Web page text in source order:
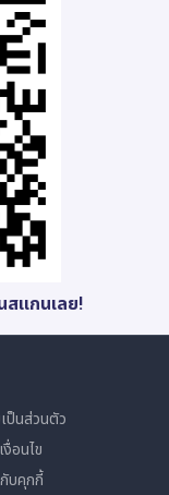
สแกนเลย!
ป็นส่วนตัว
อนไข
บคุกกี้